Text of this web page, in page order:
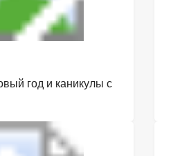
год и каникулы с